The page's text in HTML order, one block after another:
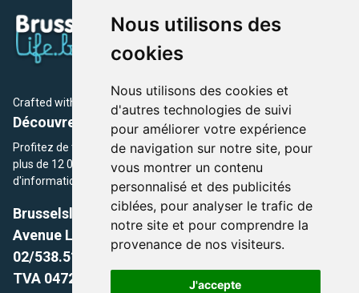
Nous utilisons des
cookies
Nous utilisons des cookies et
d'autres technologies de suivi
pour améliorer votre expérience
de navigation sur notre site, pour
vous montrer un contenu
personnalisé et des publicités
ciblées, pour analyser le trafic de
notre site et pour comprendre la
provenance de nos visiteurs.
J'accepte
Crafted with by Brusselslife Team
Découvrez plus de 12 000 adresses et événements
Profitez de toutes les sections de BrusselsLife.be et découvrez
plus de 12 000 adresses et un grand choix d'événements,
d'informations et de conseils et astuces de notre écriture.
Brusselslife.be
Avenue Louise, 500 -1050 Ixelles, Brussels,
02/538.51.49.
TVA 0472.281.221